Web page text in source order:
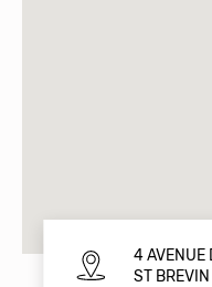
4 AVENUE
ST